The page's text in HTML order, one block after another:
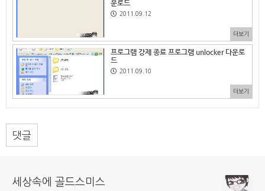
운로드
2011.09.12
더보기
프로그램 강제 종료 프로그램 unlocker 다운로
드
2011.09.10
더보기
댓글
세상속에 골드스미스